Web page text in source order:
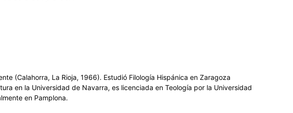
(Calahorra, La Rioja, 1966). Estudió Filología Hispánica en Zaragoza
en la Universidad de Navarra, es licenciada en Teología por la Universidad
en Pamplona.